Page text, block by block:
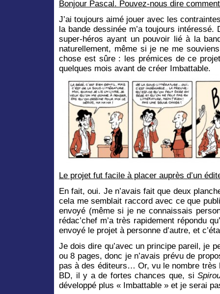
Bonjour Pascal. Pouvez-nous dire
J’ai toujours aimé jouer avec les
la bande dessinée m’a toujours intéressé.
super-héros ayant un pouvoir lié à la
naturellement, même si je ne me
chose est sûre : les prémices de ce
quelques mois avant de créer Imbattable.
Le projet fut facile à placer auprès d’un
En fait, oui. Je n’avais fait que deux
cela me semblait raccord avec ce que
envoyé (même si je ne connaissais
rédac’chef m’a très rapidement répondu
envoyé le projet à personne d’autre, et
Je dois dire qu’avec un principe pareil, je
ou 8 pages, donc je n’avais prévu de
pas à des éditeurs… Or, vu le nombre très
BD, il y a de fortes chances que, si
développé plus « Imbattable » et je serai